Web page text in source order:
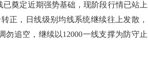
奠定近期强势基础，现阶段行情已站上
正，日线级别均线系统继续往上发散，
追空，继续以12000一线支撑为防守止